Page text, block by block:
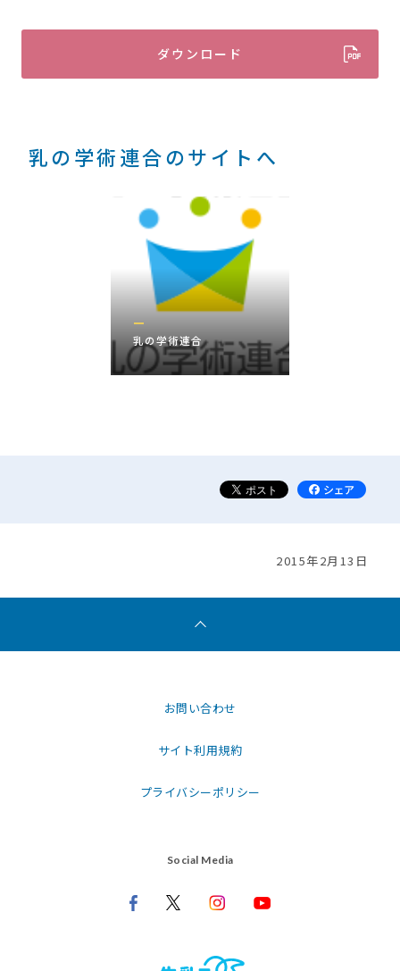
ダウンロード
乳の学術連合のサイトへ
乳の学術連合
2015年2月13日
お問い合わせ
サイト利用規約
プライバシーポリシー
Social Media